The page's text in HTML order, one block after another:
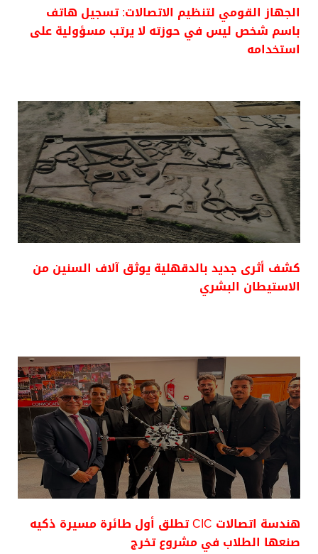
الجهاز القومي لتنظيم الاتصالات: تسجيل هاتف
باسم شخص ليس في حوزته لا يرتب مسؤولية على
استخدامه
كشف أثرى جديد بالدقهلية يوثق آلاف السنين من
الاستيطان البشري
هندسة اتصالات CIC تطلق أول طائرة مسيرة ذكيه
صنعها الطلاب في مشروع تخرج